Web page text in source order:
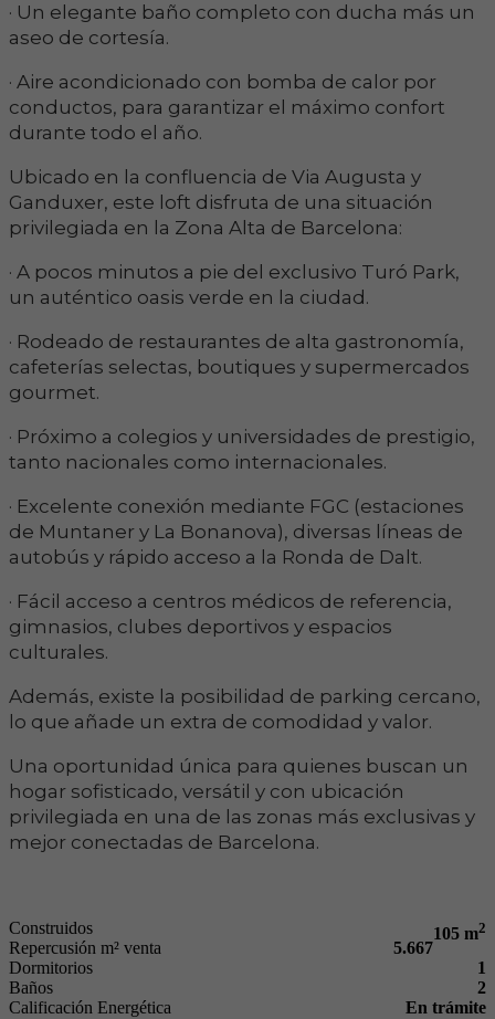
· Un elegante baño completo con ducha más un
aseo de cortesía.
· Aire acondicionado con bomba de calor por
conductos, para garantizar el máximo confort
durante todo el año.
Ubicado en la confluencia de Via Augusta y
Ganduxer, este loft disfruta de una situación
privilegiada en la Zona Alta de Barcelona:
· A pocos minutos a pie del exclusivo Turó Park,
un auténtico oasis verde en la ciudad.
· Rodeado de restaurantes de alta gastronomía,
cafeterías selectas, boutiques y supermercados
gourmet.
· Próximo a colegios y universidades de prestigio,
tanto nacionales como internacionales.
· Excelente conexión mediante FGC (estaciones
de Muntaner y La Bonanova), diversas líneas de
autobús y rápido acceso a la Ronda de Dalt.
· Fácil acceso a centros médicos de referencia,
gimnasios, clubes deportivos y espacios
culturales.
Además, existe la posibilidad de parking cercano,
lo que añade un extra de comodidad y valor.
Una oportunidad única para quienes buscan un
hogar sofisticado, versátil y con ubicación
privilegiada en una de las zonas más exclusivas y
mejor conectadas de Barcelona.
Construidos 105 m2
Repercusión m² venta
5.667
Dormitorios
1
Baños
2
Calificación Energética
En trámite